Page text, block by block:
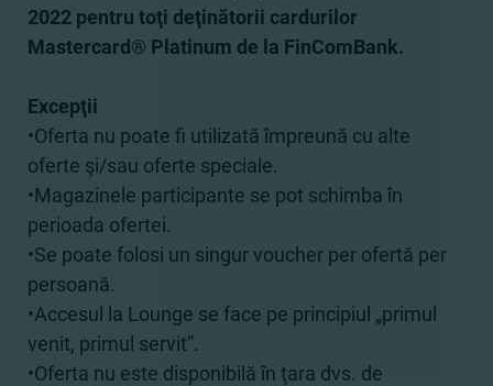
2022 pentru toţi deţinătorii cardurilor
Mastercard® Platinum de la FinComBank.
Excepţii
•Oferta nu poate fi utilizată împreună cu alte
oferte şi/sau oferte speciale.
•Magazinele participante se pot schimba în
perioada ofertei.
•Se poate folosi un singur voucher per ofertă per
persoană.
•Accesul la Lounge se face pe principiul „primul
venit, primul servit”.
•Oferta nu este disponibilă în ţara dvs. de